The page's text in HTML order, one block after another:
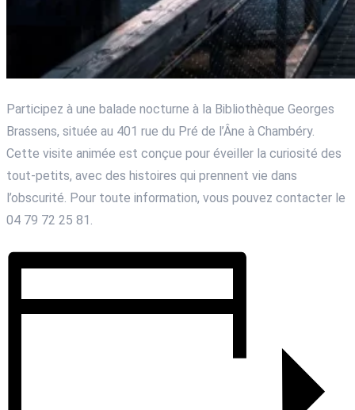
Participez à une balade nocturne à la Bibliothèque Georges
Brassens, située au 401 rue du Pré de l’Âne à Chambéry.
Cette visite animée est conçue pour éveiller la curiosité des
tout-petits, avec des histoires qui prennent vie dans
l’obscurité. Pour toute information, vous pouvez contacter le
04 79 72 25 81.